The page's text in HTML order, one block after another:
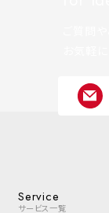
Service
サービス一覧